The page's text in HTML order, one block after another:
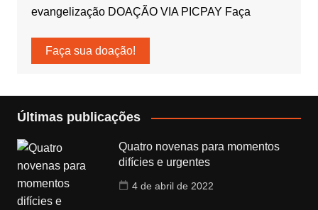
evangelização DOAÇÃO VIA PICPAY Faça
Faça sua doação!
Últimas publicações
Quatro novenas para momentos
difícies e urgentes
4 de abril de 2022